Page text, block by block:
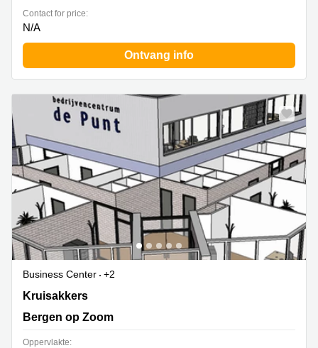
Contact for price:
N/A
Ontvang info
Business Center
+2
Kruisakkers 2, Bergen op Zoom
Kruisakkers
Bergen op Zoom
Oppervlakte: